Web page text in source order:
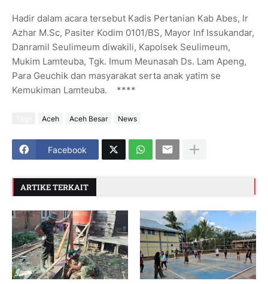
Hadir dalam acara tersebut Kadis Pertanian Kab Abes, Ir
Azhar M.Sc, Pasiter Kodim 0101/BS, Mayor Inf Issukandar,
Danramil Seulimeum diwakili, Kapolsek Seulimeum,
Mukim Lamteuba, Tgk. Imum Meunasah Ds. Lam Apeng,
Para Geuchik dan masyarakat serta anak yatim se
Kemukiman Lamteuba. ****
Aceh Aceh Besar News
Facebook
ARTIKE TERKAIT